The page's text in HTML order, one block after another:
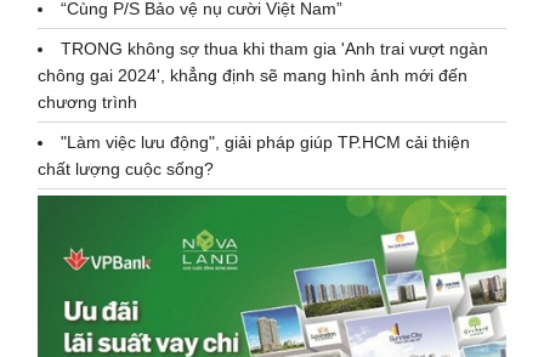
“Cùng P/S Bảo vệ nụ cười Việt Nam”
TRONG không sợ thua khi tham gia 'Anh trai vượt ngàn
chông gai 2024', khẳng định sẽ mang hình ảnh mới đến
chương trình
"Làm việc lưu động", giải pháp giúp TP.HCM cải thiện
chất lượng cuộc sống?